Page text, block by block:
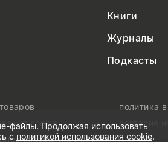
Книги
Журналы
Подкасты
обозрение. 2026
политика
cookie
согласие
файлы. Продолжая использовать
с политикой использования cookie.